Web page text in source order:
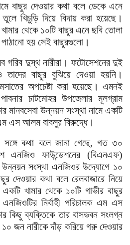
বাছুর দেওয়ার কথা বলে ডেকে এনে
খিচুড়ি দিয়ে বিদায় করা হয়েছে।
থেকে ১০টি বাছুর এনে ছবি তোলা
হয় সেই বাছুরগুলো।
গরিব দুস্থ নারীরা। ফটোসেশনের দুই
বাছুর বুঝিয়ে দেওয়া হয়নি।
অপচেষ্টা করা হয়েছে। এমনই
চাটমোহর উপজেলার মূলগ্রাম
মানবসেবা উন্নয়ন সংস্থা নামে একটি
এম এস আলম বাবলুর বিরুদ্ধে।
সঙ্গে কথা বলে জানা গেছে, গত ৩০
এনজিও ফাউন্ডেশনের (বিএনএফ)
উন্নয়ন সংস্থা এনজিওর উদ্যোগে ১০
দেওয়ার কথা বলে রেলবাজারে নিয়ে
খামার থেকে ১০টি গাভীর বাছুর
নির্বাহী পরিচালক এম এস
কিছু ব্যক্তিকে তার বাসভবন সংলগ্ন
জন নারীকে দাঁড় করিয়ে গরু দেওয়ার